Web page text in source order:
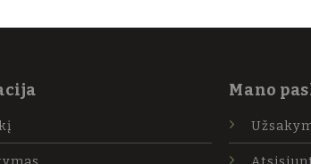
Mano